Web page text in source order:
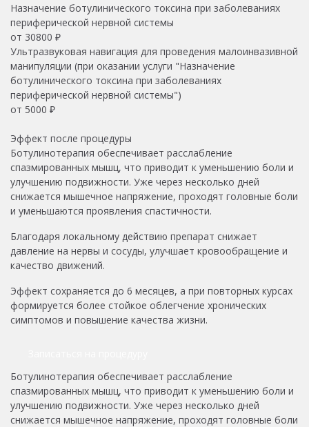
Назначение ботулинического токсина при заболеваниях
периферической нервной системы
от 30800 ₽
Ультразвуковая навигация для проведения малоинвазивной
манипуляции (при оказании услуги "Назначение
ботулинического токсина при заболеваниях
периферической нервной системы")
от 5000 ₽
Эффект после процедуры
Ботулинотерапия обеспечивает расслабление
спазмированных мышц, что приводит к уменьшению боли и
улучшению подвижности. Уже через несколько дней
снижается мышечное напряжение, проходят головные боли
и уменьшаются проявления спастичности.
Благодаря локальному действию препарат снижает
давление на нервы и сосуды, улучшает кровообращение и
качество движений.
Эффект сохраняется до 6 месяцев, а при повторных курсах
формируется более стойкое облегчение хронических
симптомов и повышение качества жизни.
Ботулинотерапия обеспечивает расслабление
спазмированных мышц, что приводит к уменьшению боли и
улучшению подвижности. Уже через несколько дней
снижается мышечное напряжение, проходят головные боли